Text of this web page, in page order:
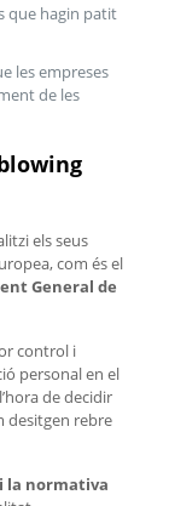
que hagin patit
les empreses
de les
els seus
com és el
General de
control i
personal en el
de decidir
desitgen rebre
la normativa